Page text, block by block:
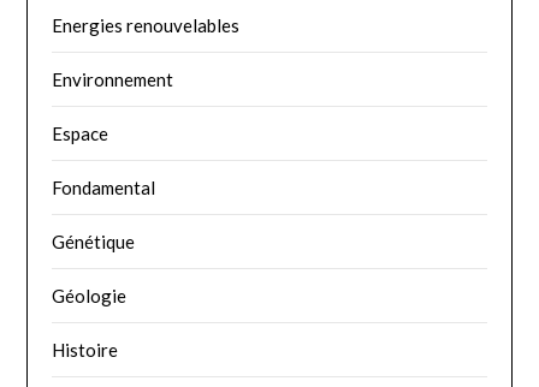
Energies renouvelables
Environnement
Espace
Fondamental
Génétique
Géologie
Histoire